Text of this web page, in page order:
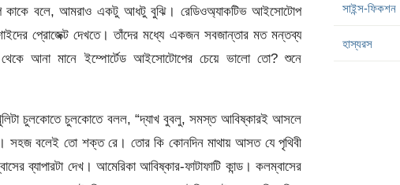
বলে, আমরাও একটু আধটু বুঝি। রেডিওঅ্যাকটিভ আইসোটোপ
প্রোজেক্ট দেখতে। তাঁদের মধ্যে একজন সবজান্তার মত মন্তব্য
আনা মানে ইম্পোর্টেড আইসোটোপের চেয়ে ভালো তো? শুনে
চুলকোতে চুলকোতে বলল, “দ্যাখ বুবলু, সমস্ত আবিষ্কারই আসলে
সহজ বলেই তো শক্ত রে। তোর কি কোনদিন মাথায় আসত যে পৃথিবী
দেখ। আমেরিকা আবিষ্কার-ফাটাফাটি কান্ড। কলম্বাসের
সাইন্স-ফিকশন
হাস্যরস